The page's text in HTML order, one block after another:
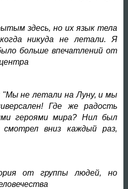
здесь, но их язык тела
никуда не летали. Я
больше впечатлений от
"Мы не летали на Луну, и мы
Где же радость
героями мира? Нил был
вниз каждый раз,
от группы людей, но